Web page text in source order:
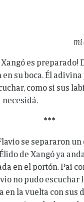
mi
es preparado!
su boca. Él
como si sus
***
se separaron un
de Xangó ya
en el portón. Pai
no pudo escuchar
en la vuelta con sus